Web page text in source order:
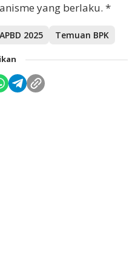
yang berlaku. *
2025 Temuan BPK